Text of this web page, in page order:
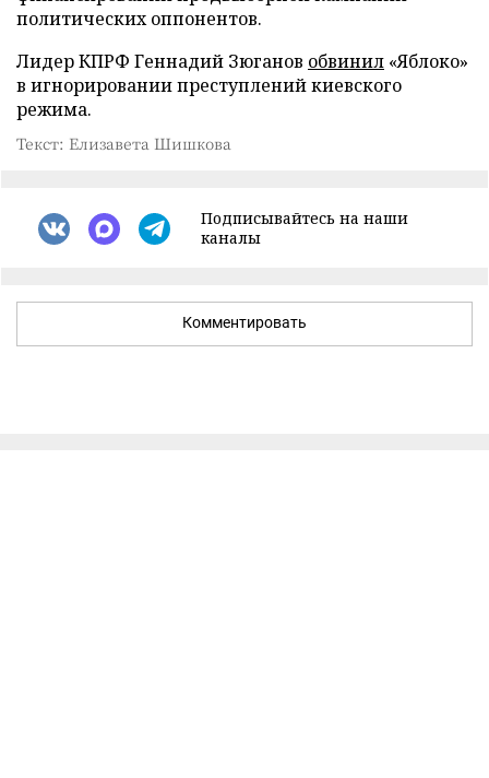
политических оппонентов.
Лидер КПРФ Геннадий Зюганов обвинил «Яблоко»
в игнорировании преступлений киевского
режима.
Текст: Елизавета Шишкова
Подписывайтесь на наши
каналы
Комментировать